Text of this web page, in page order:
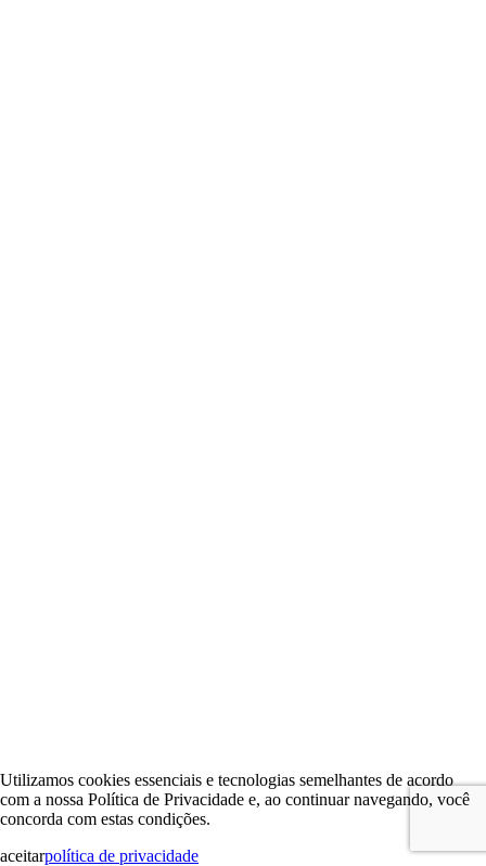
Utilizamos cookies essenciais e tecnologias semelhantes de acordo
com a nossa Política de Privacidade e, ao continuar navegando, você
concorda com estas condições.
aceitarpolítica de privacidade